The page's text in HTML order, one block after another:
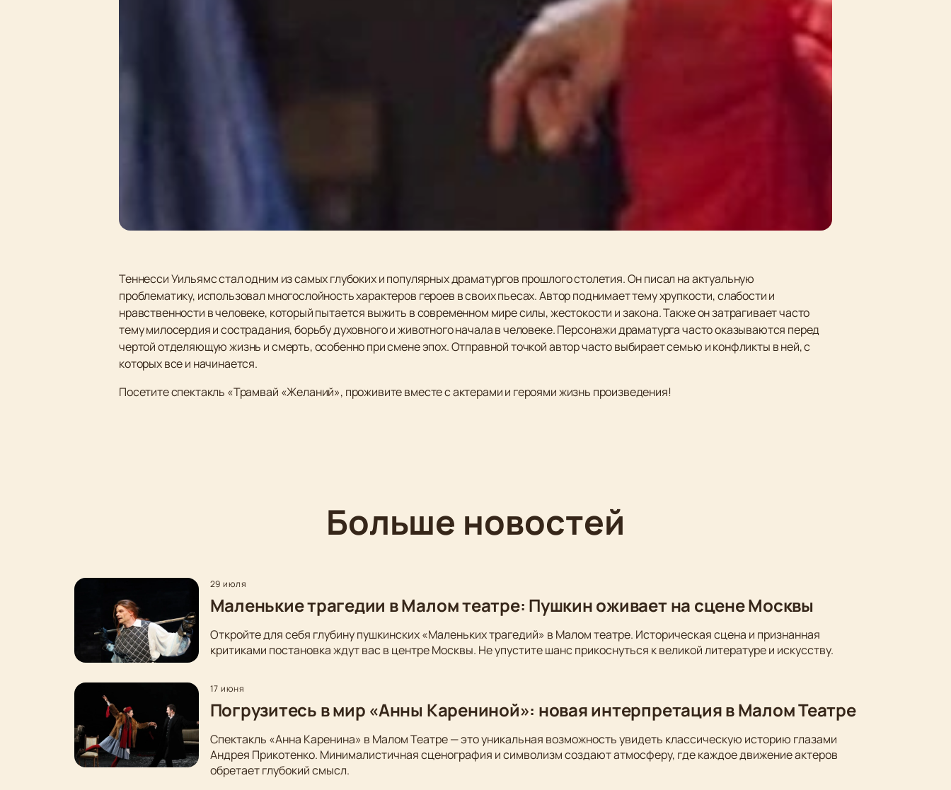
Теннесси Уильямс стал одним из самых глубоких и популярных драматургов прошлого столетия. Он писал на актуальную
проблематику, использовал многослойность характеров героев в своих пьесах. Автор поднимает тему хрупкости, слабости и
нравственности в человеке, который пытается выжить в современном мире силы, жестокости и закона. Также он затрагивает часто
тему милосердия и сострадания, борьбу духовного и животного начала в человеке. Персонажи драматурга часто оказываются перед
чертой отделяющую жизнь и смерть, особенно при смене эпох. Отправной точкой автор часто выбирает семью и конфликты в ней, с
которых все и начинается.
Посетите спектакль «Трамвай «Желаний», проживите вместе с актерами и героями жизнь произведения!
Больше новостей
29 июля
Маленькие трагедии в Малом театре: Пушкин оживает на сцене Москвы
Откройте для себя глубину пушкинских «Маленьких трагедий» в Малом театре. Историческая сцена и признанная
критиками постановка ждут вас в центре Москвы. Не упустите шанс прикоснуться к великой литературе и искусству.
17 июня
Погрузитесь в мир «Анны Карениной»: новая интерпретация в Малом Театре
Спектакль «Анна Каренина» в Малом Театре — это уникальная возможность увидеть классическую историю глазами
Андрея Прикотенко. Минималистичная сценография и символизм создают атмосферу, где каждое движение актеров
обретает глубокий смысл.